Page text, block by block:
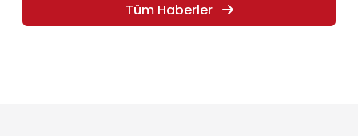
Tüm Haberler